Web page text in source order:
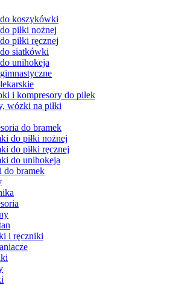
koszykówki
piłki nożnej
piłki ręcznej
siatkówki
unihokeja
i kompresory do piłek
wózki na piłki
do bramek
do piłki nożnej
do piłki ręcznej
do unihokeja
do bramek
i ręczniki